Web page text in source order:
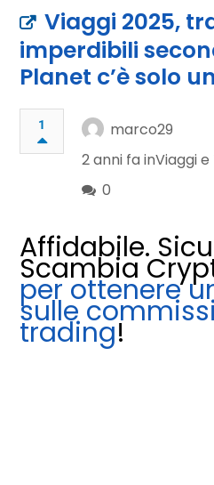
Viaggi 2025,
imperdibili
Planet c’è solo
1
marco29
2 anni fa inViaggi
0
Affidabile.
Scambia
per ottenere
sulle
trading!